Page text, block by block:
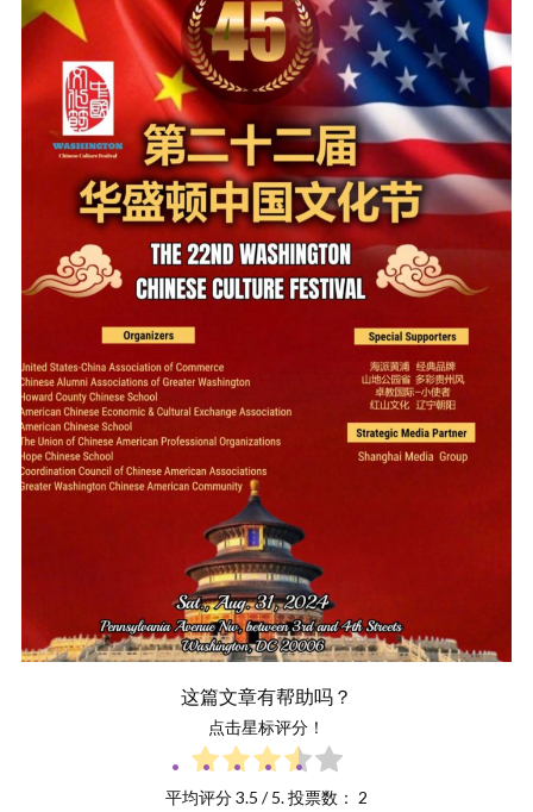
这篇文章有帮助吗？
点击星标评分！
平均评分3.5 / 5. 投票数： 2